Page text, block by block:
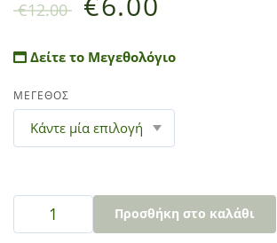
€12.00
Δείτε το Μεγεθολόγιο
ΜΕΓΕΘΟΣ
Προσθήκη στο καλάθι